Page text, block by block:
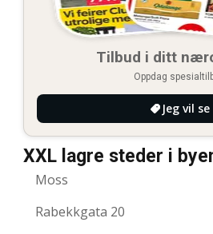
Tilbud i ditt
Oppdag
Jeg vil se
XXL lagre steder i
Moss
Rabekkgata 20